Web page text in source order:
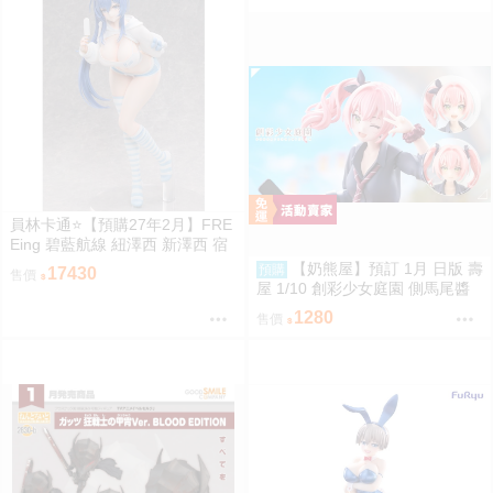
員林卡通⭐️【預購27年2月】FRE
Eing 碧藍航線 紐澤西 新澤西 宿
舍計劃Ver. 1/3 0917
售價 17430 預購
【奶熊屋】預訂 1月 日版 壽
屋 1/10 創彩少女庭園 側馬尾醬
一般版 組裝模型 0816
售價 1280